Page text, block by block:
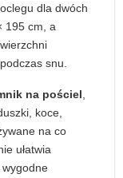
dla dwóch
195 cm, a
snu.
na pościel
koce,
na co
ułatwia